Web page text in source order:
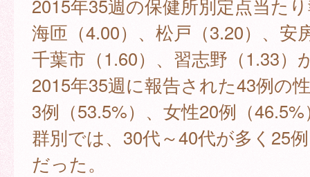
2015年35週の保健所別定点当た
海匝（4.00）、松戸（3.20）、安
千葉市（1.60）、習志野（1.33）
2015年35週に報告された43例の
3例（53.5%）、女性20例（
群別では、30代～40代が多く25
だった。